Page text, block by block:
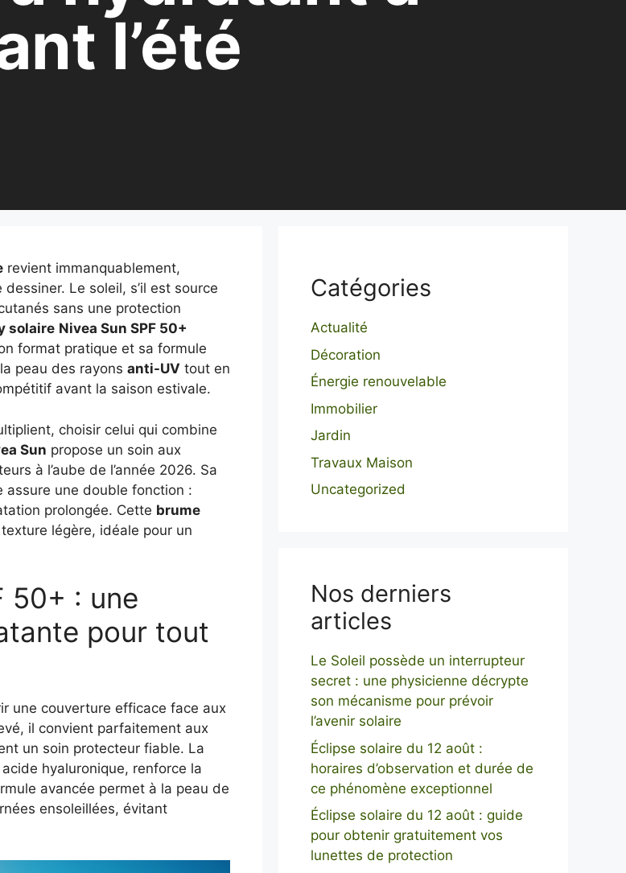
l’été
revient immanquablement,
Le soleil, s’il est source
sans une protection
solaire Nivea Sun SPF 50+
format pratique et sa formule
peau des rayons anti-UV tout en
avant la saison estivale.
choisir celui qui combine
Sun propose un soin aux
à l’aube de l’année 2026. Sa
assure une double fonction :
prolongée. Cette brume
légère, idéale pour un
50+ : une
pour tout
une couverture efficace face aux
il convient parfaitement aux
un soin protecteur fiable. La
hyaluronique, renforce la
avancée permet à la peau de
ensoleillées, évitant
Catégories
Actualité
Décoration
Énergie renouvelable
Immobilier
Jardin
Travaux Maison
Uncategorized
Nos derniers
articles
Le Soleil possède un interrupteur
secret : une physicienne décrypte
son mécanisme pour prévoir
l’avenir solaire
Éclipse solaire du 12 août :
horaires d’observation et durée de
ce phénomène exceptionnel
Éclipse solaire du 12 août : guide
pour obtenir gratuitement vos
lunettes de protection